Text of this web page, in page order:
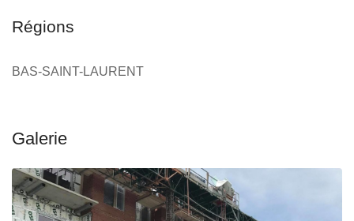
Régions
BAS-SAINT-LAURENT